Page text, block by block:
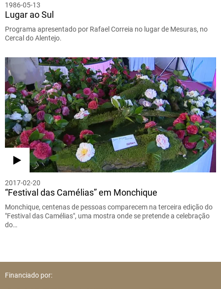
1986-05-13
Lugar ao Sul
Programa apresentado por Rafael Correia no lugar de Mesuras, no
Cercal do Alentejo.
2017-02-20
“Festival das Camélias” em Monchique
Monchique, centenas de pessoas comparecem na terceira edição do
"Festival das Camélias", uma mostra onde se pretende a celebração
do…
Financiado por: